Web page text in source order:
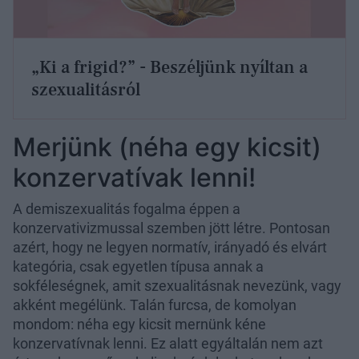
„Ki a frigid?” - Beszéljünk nyíltan a
szexualitásról
Merjünk (néha egy kicsit)
konzervatívak lenni!
A demiszexualitás fogalma éppen a
konzervativizmussal szemben jött létre. Pontosan
azért, hogy ne legyen normatív, irányadó és elvárt
kategória, csak egyetlen típusa annak a
sokféleségnek, amit szexualitásnak nevezünk, vagy
akként megélünk. Talán furcsa, de komolyan
mondom: néha egy kicsit mernünk kéne
konzervatívnak lenni. Ez alatt egyáltalán nem azt